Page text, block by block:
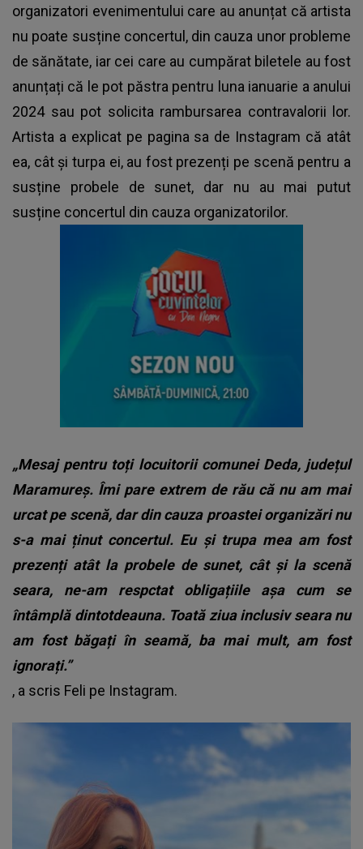
organizatori evenimentului care au anunțat că artista
nu poate susține concertul, din cauza unor probleme
de sănătate, iar cei care au cumpărat biletele au fost
anunțați că le pot păstra pentru luna ianuarie a anului
2024 sau pot solicita rambursarea contravalorii lor.
Artista a explicat pe pagina sa de Instagram că atât
ea, cât și turpa ei, au fost prezenți pe scenă pentru a
susține probele de sunet, dar nu au mai putut
susține concertul din cauza organizatorilor.
„Mesaj pentru toți locuitorii comunei Deda, județul
Maramureș. Îmi pare extrem de rău că nu am mai
urcat pe scenă, dar din cauza proastei organizări nu
s-a mai ținut concertul. Eu și trupa mea am fost
prezenți atât la probele de sunet, cât și la scenă
seara, ne-am respctat obligațiile așa cum se
întâmplă dintotdeauna. Toată ziua inclusiv seara nu
am fost băgați în seamă, ba mai mult, am fost
ignorați.”
, a scris Feli pe Instagram.